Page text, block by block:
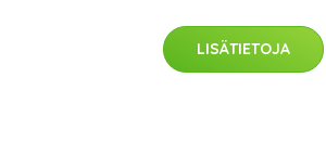
LISÄTIETOJA